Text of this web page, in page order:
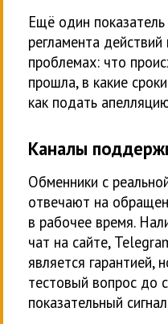
Ещё один
регламента действий
проблемах: что
прошла, в какие
как подать
Каналы
Обменники с
отвечают на
в рабочее время.
чат на сайте,
является гарантией,
тестовый вопрос до
показательный